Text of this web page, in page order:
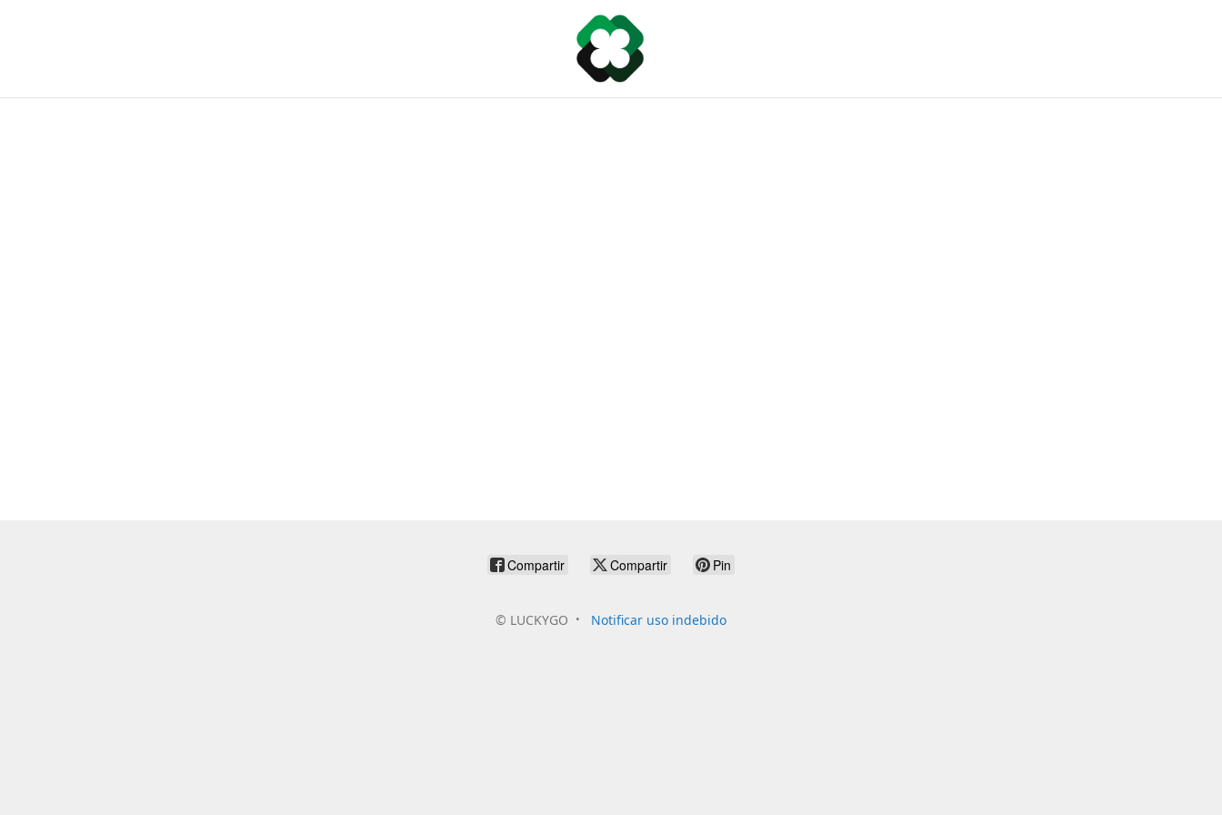
Compartir Compartir Pin
© LUCKYGO Notificar uso indebido